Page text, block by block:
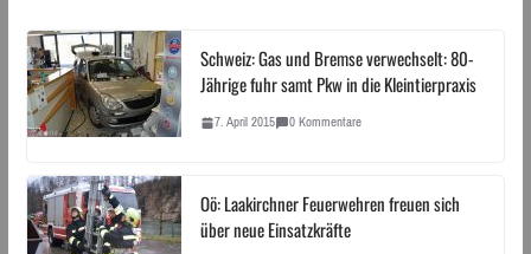
Schweiz: Gas und Bremse verwechselt: 80-
Jährige fuhr samt Pkw in die Kleintierpraxis
7. April 2015 0 Kommentare
Oö: Laakirchner Feuerwehren freuen sich
über neue Einsatzkräfte